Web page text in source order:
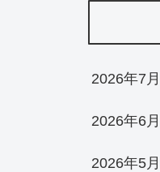
2026年7月
2026年6月
2026年5月